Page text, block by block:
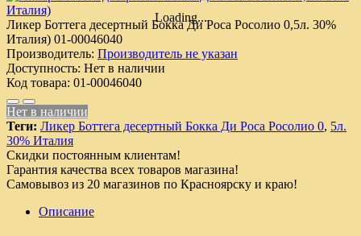
Loading...
Ликер Боттега десертный Бокка Ди Роса Росолио 0,5л. 30%
Италия) 01-00046040
Производитель: Производитель не указан
Доступность: Нет в наличии
Код товара: 01-00046040
Нет в наличии
Теги: Ликер Боттега десертный Бокка Ди Роса Росолио 0, 5л.
30% Италия
Скидки постоянным клиентам!
Гарантия качества всех товаров магазина!
Самовывоз из 20 магазинов по Красноярску и краю!
Описание